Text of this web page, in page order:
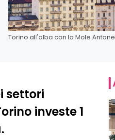
Torino all'alba con la Mole
settori
investe 1